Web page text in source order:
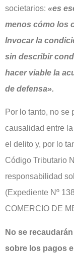
societarios: «es
menos cómo los
Invocar la
sin describir
hacer viable la
de defensa».
Por lo tanto, no se
causalidad entre
el delito y, por lo
Código Tributario
responsabilidad
(Expediente Nº
COMERCIO DE
No se
sobre los pagos